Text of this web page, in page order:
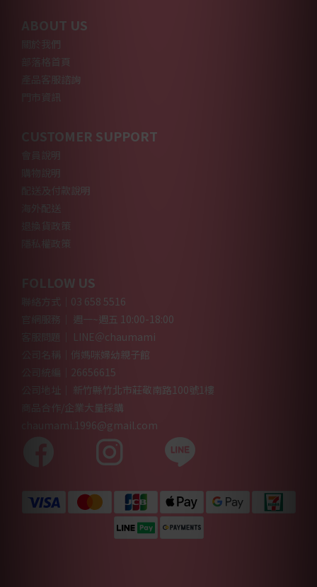
ABOUT US
關於我們
部落格首頁
產品客服諮詢
門市資訊
CUSTOMER SUPPORT
會員說明
購物說明
配送及付款說明
海外配送
退換貨政策
隱私權政策
FOLLOW US
聯絡方式｜03 658 5516
官網服務｜ 週一~週五 10:00-18:00
客服問題｜ LINE＠chaumami
公司名稱｜俏媽咪婦幼親子館
公司統編｜26656615
公司地址｜ 新竹縣竹北市莊敬南路100號1樓
商品合作/企業大量採購
chaumami.1996@gmail.com